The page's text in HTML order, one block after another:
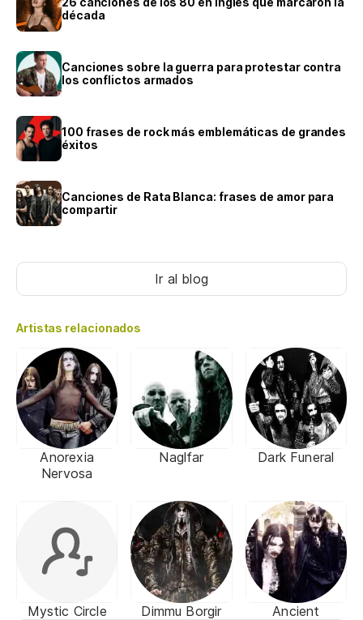
década
Canciones sobre la guerra para protestar contra
los conflictos armados
100 frases de rock más emblemáticas de grandes
éxitos
Canciones de Rata Blanca: frases de amor para
compartir
Ir al blog
Artistas relacionados
Anorexia
Nervosa
Naglfar Dark Funeral
Mystic Circle Dimmu Borgir
Ancient